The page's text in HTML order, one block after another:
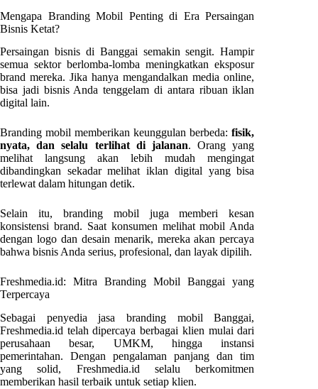
Mengapa Branding Mobil Penting di Era Persaingan
Bisnis Ketat?
Persaingan bisnis di Banggai semakin sengit. Hampir
semua sektor berlomba-lomba meningkatkan eksposur
brand mereka. Jika hanya mengandalkan media online,
bisa jadi bisnis Anda tenggelam di antara ribuan iklan
digital lain.
Branding mobil memberikan keunggulan berbeda:fisik,
nyata, dan selalu terlihat di jalanan. Orang yang
melihat langsung akan lebih mudah mengingat
dibandingkan sekadar melihat iklan digital yang bisa
terlewat dalam hitungan detik.
Selain itu, branding mobil juga memberi kesan
konsistensi brand. Saat konsumen melihat mobil Anda
dengan logo dan desain menarik, mereka akan percaya
bahwa bisnis Anda serius, profesional, dan layak dipilih.
Freshmedia.id: Mitra Branding Mobil Banggai yang
Terpercaya
Sebagai penyedia jasa branding mobil Banggai,
Freshmedia.id telah dipercaya berbagai klien mulai dari
perusahaan besar, UMKM, hingga instansi
pemerintahan. Dengan pengalaman panjang dan tim
yang solid, Freshmedia.id selalu berkomitmen
memberikan hasil terbaik untuk setiap klien.